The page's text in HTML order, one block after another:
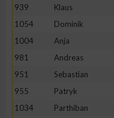
939
Klaus
1054
Dominik
1004
Anja
981
Andreas
951
Sebastian
955
Patryk
1034
Parthiban